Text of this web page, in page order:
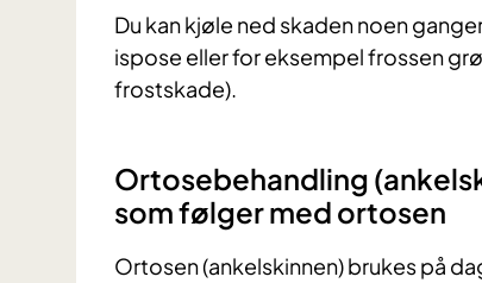
Du kan kjøle ned skaden noen
ispose eller for eksempel frossen
frostskade).
Ortosebehandling
som følger med ortosen
Ortosen (ankelskinnen) brukes på